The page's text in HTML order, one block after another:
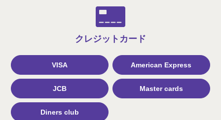
クレジット カード
VISA American Express
JCB Master cards
Diners club